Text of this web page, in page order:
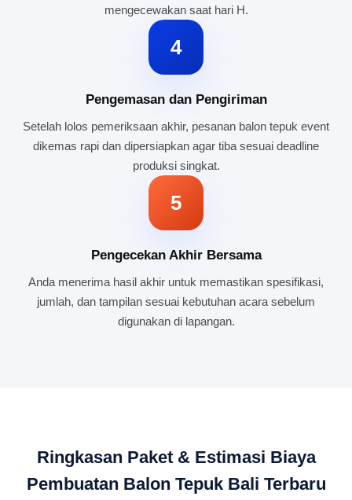
mengecewakan saat hari H.
4
Pengemasan dan Pengiriman
Setelah lolos pemeriksaan akhir, pesanan balon tepuk event
dikemas rapi dan dipersiapkan agar tiba sesuai deadline
produksi singkat.
5
Pengecekan Akhir Bersama
Anda menerima hasil akhir untuk memastikan spesifikasi,
jumlah, dan tampilan sesuai kebutuhan acara sebelum
digunakan di lapangan.
Ringkasan Paket & Estimasi Biaya
Pembuatan Balon Tepuk Bali Terbaru